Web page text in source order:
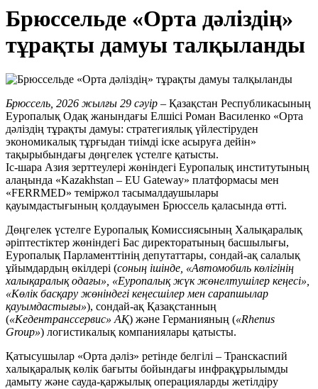
Брюссельде «Орта дәліздің»
тұрақты дамуы талқыланды
Брюссель, 2026 жылғы 29 сәуір – Қазақстан Республикасының
Еуропалық Одақ жанындағы Елшісі Роман Василенко «Орта
дәліздің тұрақты дамуы: стратегиялық үйлестіруден
экономикалық тұрғыдан тиімді іске асыруға дейін»
тақырыбындағы дөңгелек үстелге қатысты.
Іс-шара Азия зерттеулері жөніндегі Еуропалық институтының
алаңында «Kazakhstan – EU Gateway» платформасы мен
«FERRMED» теміржол тасымалдаушылары
қауымдастығының қолдауымен Брюссель қаласында өтті.
Дөңгелек үстелге Еуропалық Комиссиясының Халықаралық
әріптестіктер жөніндегі Бас директоратының басшылығы,
Еуропалық Парламенттінің депутаттары, сондай-ақ салалық
ұйымдардың өкілдері (соның ішінде, «Автомобиль көлігінің
халықаралық одағы», «Еуропалық жүк жөнелтушілер кеңесі»,
«Көлік басқару жөніндегі кеңесшілер мен сарапшылар
қауымдастығы»), сондай-ақ Қазақстанның
(«Кедентранссервис» АҚ) және Германияның («Rhenus
Group») логистикалық компаниялары қатысты.
Қатысушылар «Орта дәліз» ретінде белгілі – Транскаспий
халықаралық көлік бағыты бойындағы инфрақұрылымды
дамыту және сауда-қаржылық операцияларды жетілдіру